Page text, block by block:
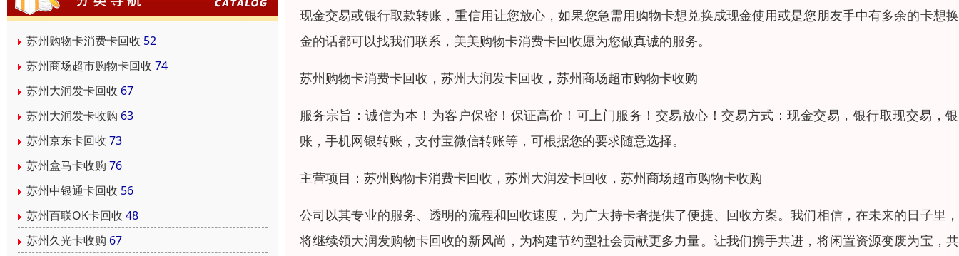
苏州购物卡消费卡回收 52
苏州商场超市购物卡回收 74
苏州大润发卡回收 67
苏州大润发卡收购 63
苏州京东卡回收 73
苏州盒马卡收购 76
苏州中银通卡回收 56
苏州百联OK卡回收 48
苏州久光卡收购 67
现金交易或银行取款转账，重信用让您放心，如果您急需用购物卡想兑换成现金使用或是您朋友手中有多余的卡想
金的话都可以找我们联系，美美购物卡消费卡回收愿为您做真诚的服务。
苏州购物卡消费卡回收，苏州大润发卡回收，苏州商场超市购物卡收购
服务宗旨：诚信为本！为客户保密！保证高价！可上门服务！交易放心！交易方式：现金交易，银行取现交易，
账，手机网银转账，支付宝微信转账等，可根据您的要求随意选择。
主营项目：苏州购物卡消费卡回收，苏州大润发卡回收，苏州商场超市购物卡收购
公司以其专业的服务、透明的流程和回收速度，为广大持卡者提供了便捷、回收方案。我们相信，在未来的日子里
将继续领大润发购物卡回收的新风尚，为构建节约型社会贡献更多力量。让我们携手共进，将闲置资源变废为宝，